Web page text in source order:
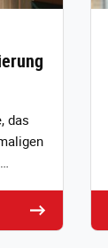
das